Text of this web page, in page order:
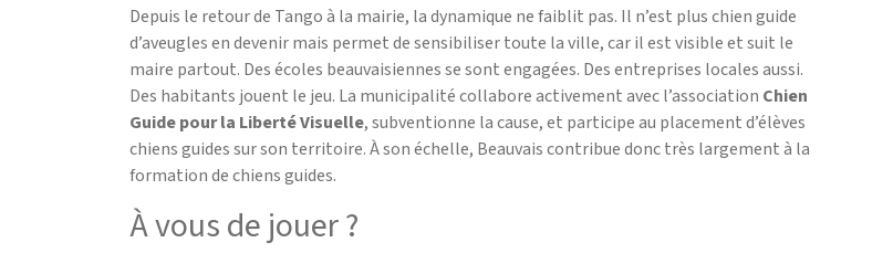
Depuis le retour de Tango à la mairie, la dynamique ne faiblit pas. Il n’est plus chien guide
d’aveugles en devenir mais permet de sensibiliser toute la ville, car il est visible et suit le
maire partout. Des écoles beauvaisiennes se sont engagées. Des entreprises locales aussi.
Des habitants jouent le jeu. La municipalité collabore activement avec l’association Chien
Guide pour la Liberté Visuelle, subventionne la cause, et participe au placement d’élèves
chiens guides sur son territoire. À son échelle, Beauvais contribue donc très largement à la
formation de chiens guides.
À vous de jouer ?